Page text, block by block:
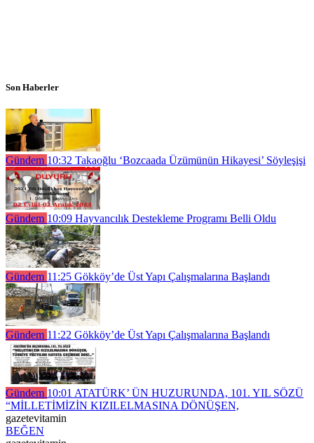
Son Haberler
Gündem 10:32 Takaoğlu ‘Bozcaada Üzümünün Hikayesi’ Söyleşişi
Gündem 10:09 Hayvancılık Destekleme Programı Belli Oldu
Gündem 11:25 Gökköy’de Üst Yapı Çalışmalarına Başlandı
Gündem 11:22 Gökköy’de Üst Yapı Çalışmalarına Başlandı
Gündem 10:01 ATATÜRK’ ÜN HUZURUNDA, 101. YIL SÖZÜ
“MİLLETİMİZİN KIZILELMASINA DÖNÜŞEN,
gazetevitamin
BEĞEN